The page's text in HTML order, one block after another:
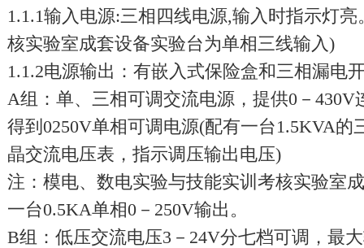
1.1.1输入电源:三相四线电源,输入时指示灯亮
核实验室成套设备实验台为单相三线输入)
1.1.2电源输出：有嵌入式保险盒和三相漏电
A组：单、三相可调交流电源，提供0－
得到0250V单相可调电源(配有一台1.5KVA
晶交流电压表，指示调压输出电压)
注：模电、数电实验与技能实训考核实验室
一台0.5KA单相0－250V输出。
B组：低压交流电压3－24V分七档可调，最